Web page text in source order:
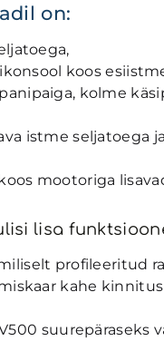
on:
koos
kolme
istme seljatoega
mootoriga
lisa
profileeritud
kahe
suurepäraseks